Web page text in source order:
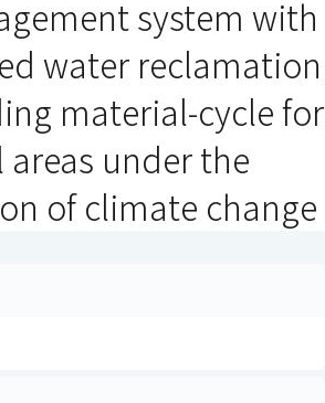
system with
water reclamation
material-cycle for
under the
of climate change